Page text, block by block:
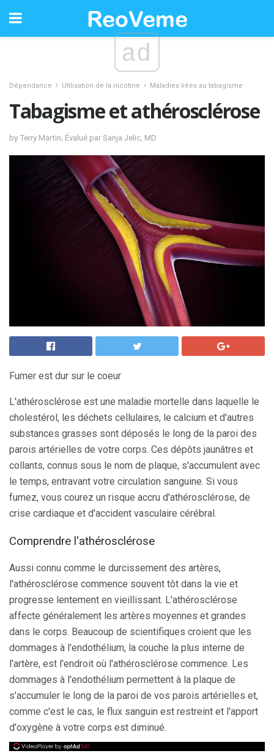
ad
Dépendance Utilisation de la nicotine Maladies liées au tabagisme
Tabagisme et athérosclérose
by Terry Martin; Évalué par Sanja Jelic, MD
Fumer est dur sur le coeur
L'athérosclérose est une maladie mortelle dans laquelle le
cholestérol, les déchets cellulaires, le calcium et d'autres
substances grasses sont déposés le long de la paroi des
parois artérielles de votre corps. Ces dépôts jaunâtres et
collants, connus sous le nom de plaque, s'accumulent avec
le temps, entravant votre circulation sanguine. Si vous
fumez, vous courez un risque accru d'athérosclérose, de
crise cardiaque et d'accident vasculaire cérébral.
Comprendre l'athérosclérose
Aussi connu comme le durcissement des artères,
l'athérosclérose commence souvent tôt dans la vie et
progresse lentement en vieillissant. L'athérosclérose
affecte généralement les artères moyennes et grandes
dans le corps. Beaucoup de scientifiques croient que les
dommages à l'endothélium, la couche la plus interne de
l'artère, est l'endroit où l'athérosclérose commence. Les
dommages à l'endothélium permettent à la plaque de
s'accumuler le long de la paroi de vos parois artérielles et,
comme c'est le cas, le flux sanguin est restreint et l'apport
d'oxygène à votre corps est diminué.